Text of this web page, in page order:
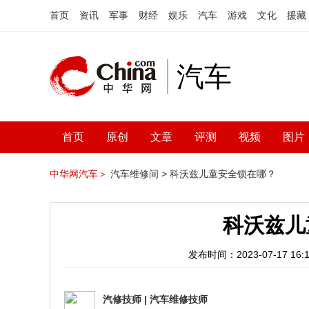
首页 资讯 军事 财经 娱乐 汽车 游戏 文化 援藏
汽车
首页 原创 文章 评测 视频 图片
中华网汽车＞ 汽车维修间 > 科沃兹儿童安全锁在哪？
科沃兹
发布时间：2023-07-17
汽修技师 | 汽车维修技师